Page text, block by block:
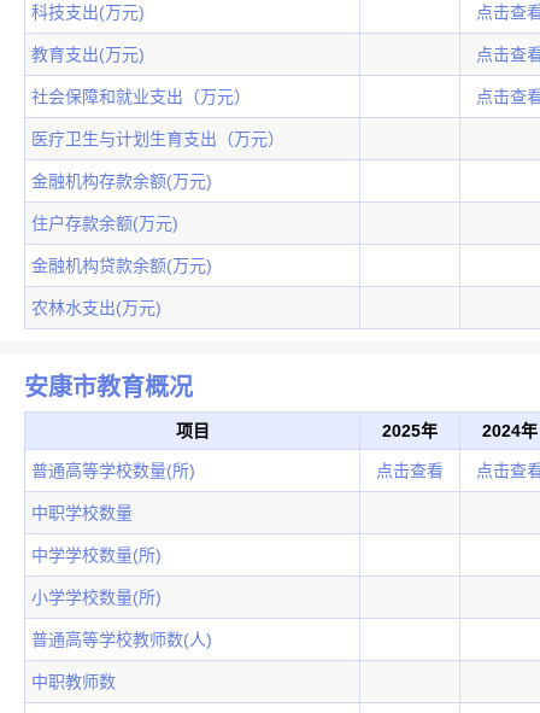
科技支出(万元) 点击查
教育支出(万元) 点击查
社会保障和就业支出（万元） 点击查
医疗卫生与计划生育支出（万元）
金融机构存款余额(万元)
住户存款余额(万元)
金融机构贷款余额(万元)
农林水支出(万元)
安康市教育概况
项目 2025年 2024年
普通高等学校数量(所) 点击查看 点击查
中职学校数量
中学学校数量(所)
小学学校数量(所)
普通高等学校教师数(人)
中职教师数